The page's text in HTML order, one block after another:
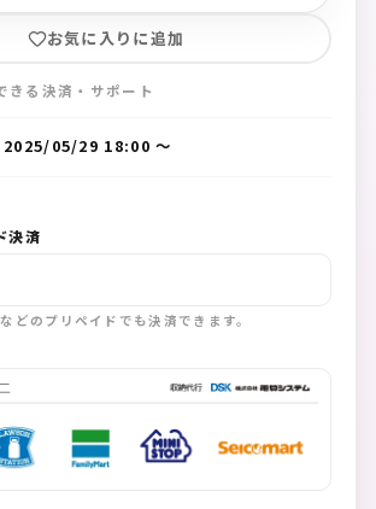
お気に入りに追加
きる決済・サポート
2025/05/29 18:00 〜
決済
どのプリペイドでも決済できます。